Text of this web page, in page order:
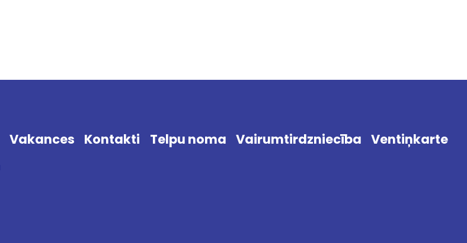
Vakances Kontakti Telpu noma Vairumtirdzniecība Ventiņkarte